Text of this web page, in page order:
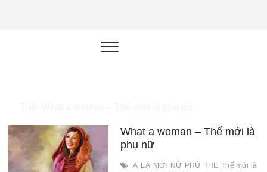
nhân trong
thời đại AI
What a woman – Thế mới là
phụ nữ
A LẠ MỚI NỮ PHÚ THE Thế mới là